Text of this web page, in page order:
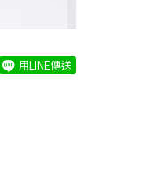
用LINE傳送